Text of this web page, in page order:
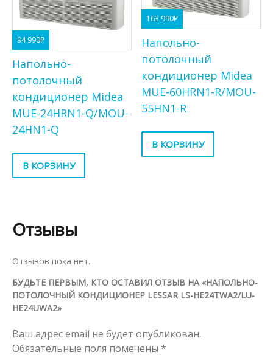
94 990₽
Напольно-
потолочный
кондиционер Midea
MUE-24HRN1-Q/MOU-
24HN1-Q
В КОРЗИНУ
163 990₽
Напольно-
потолочный
кондиционер Midea
MUE-60HRN1-R/MOU-
55HN1-R
В КОРЗИНУ
Отзывы
Отзывов пока нет.
БУДЬТЕ ПЕРВЫМ, КТО ОСТАВИЛ ОТЗЫВ НА «НАПОЛЬНО-
ПОТОЛОЧНЫЙ КОНДИЦИОНЕР LESSAR LS-HE24TWA2/LU-
HE24UWA2»
Ваш адрес email не будет опубликован.
Обязательные поля помечены *